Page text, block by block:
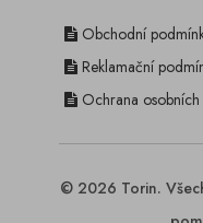
Obchodní
Reklamační
Ochrana
© 2026 Torin.